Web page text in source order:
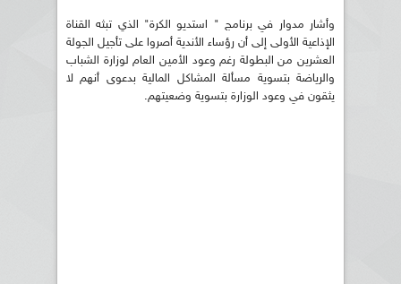
وأشار مدوار في برنامج " استديو الكرة" الذي تبثه القناة
الإذاعية الأولى إلى أن رؤساء الأندية أصروا على تأجيل الجولة
العشرين من البطولة رغم وعود الأمين العام لوزارة الشباب
والرياضة بتسوية مسألة المشاكل المالية بدعوى أنهم لا
يثقون في وعود الوزارة بتسوية وضعيتهم.